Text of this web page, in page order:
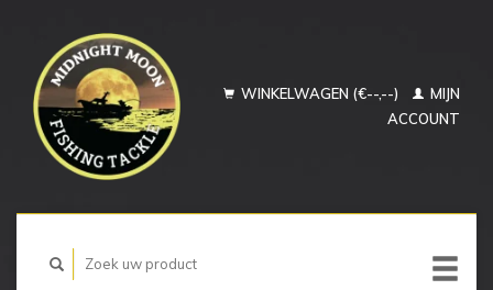
WINKELWAGEN (€--,--)
MIJN
ACCOUNT